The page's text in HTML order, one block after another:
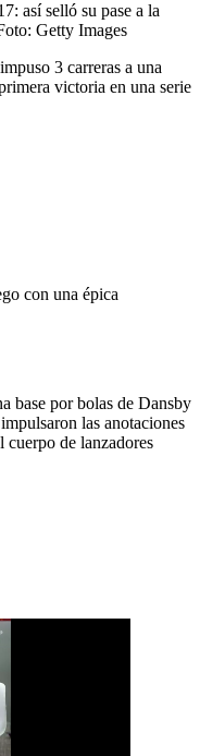
así selló su pase a la
Getty Images
3 carreras a una
victoria en una serie
con una épica
base por bolas de Dansby
las anotaciones
cuerpo de lanzadores